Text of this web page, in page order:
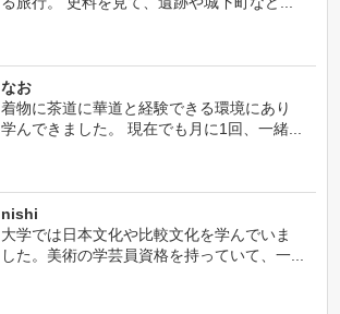
なお
着物に茶道に華道と経験できる環境にあり
学んできました。 現在でも月に1回、一緒...
nishi
大学では日本文化や比較文化を学んでいま
した。美術の学芸員資格を持っていて、一...